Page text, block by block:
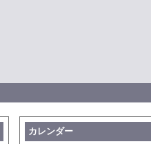
カレンダー